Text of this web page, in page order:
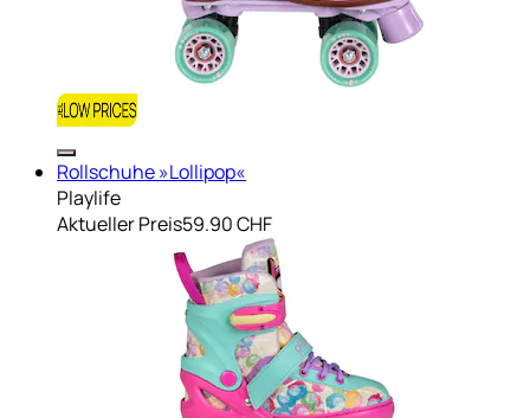
Rollschuhe »Lollipop«
Playlife
Aktueller Preis59.90 CHF